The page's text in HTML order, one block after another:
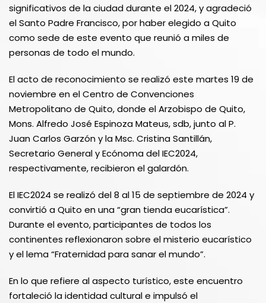
significativos de la ciudad durante el 2024, y agradeció
el Santo Padre Francisco, por haber elegido a Quito
como sede de este evento que reunió a miles de
personas de todo el mundo.
El acto de reconocimiento se realizó este martes 19 de
noviembre en el Centro de Convenciones
Metropolitano de Quito, donde el Arzobispo de Quito,
Mons. Alfredo José Espinoza Mateus, sdb, junto al P.
Juan Carlos Garzón y la Msc. Cristina Santillán,
Secretario General y Ecónoma del IEC2024,
respectivamente, recibieron el galardón.
El IEC2024 se realizó del 8 al 15 de septiembre de 2024 y
convirtió a Quito en una “gran tienda eucarística”.
Durante el evento, participantes de todos los
continentes reflexionaron sobre el misterio eucarístico
y el lema “Fraternidad para sanar el mundo”.
En lo que refiere al aspecto turístico, este encuentro
fortaleció la identidad cultural e impulsó el